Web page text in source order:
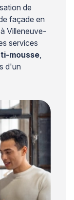
de
façade en
Villeneuve-
services
mousse
d'un